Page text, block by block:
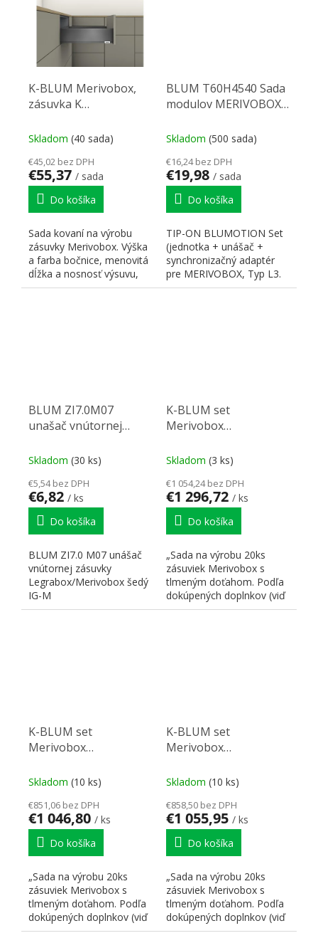
K-BLUM Merivobox,
zásuvka K
tmavosivá OG, skrutka
Skladom (40 sada)
€45,02 bez DPH
€55,37 / sada
Do košíka
Sada kovaní na výrobu
zásuvky Merivobox. Výška
a farba bočnice, menovitá
dĺžka a nosnosť výsuvu,
typ čelného kovania...
BLUM T60H4540 Sada
modulov MERIVOBOX
15-40kg
Skladom (500 sada)
€16,24 bez DPH
€19,98 / sada
Do košíka
TIP-ON BLUMOTION Set
(jednotka + unášač +
synchronizačný adaptér
pre MERIVOBOX, Typ L3.
Určené pre 40kg výsuvy
BLUM ZI7.0M07
unašač vnútornej
šedá IG-M
Skladom (30 ks)
€5,54 bez DPH
€6,82 / ks
Do košíka
BLUM ZI7.0 M07 unášač
vnútornej zásuvky
Legrabox/Merivobox šedý
IG-M
K-BLUM set
Merivobox
šedá IG-M Inserta
Skladom (3 ks)
€1 054,24 bez DPH
€1 296,72 / ks
Do košíka
„Sada na výrobu 20ks
zásuviek Merivobox s
tlmeným doťahom. Podľa
dokúpených doplnkov (viď
nižšie) je možné
K-BLUM set
Merivobox
šedá IG-M vrut
Skladom (10 ks)
€851,06 bez DPH
€1 046,80 / ks
Do košíka
„Sada na výrobu 20ks
zásuviek Merivobox s
tlmeným doťahom. Podľa
dokúpených doplnkov (viď
nižšie) je možné
K-BLUM set
Merivobox
M Inserta
Skladom (10 ks)
€858,50 bez DPH
€1 055,95 / ks
Do košíka
„Sada na výrobu 20ks
zásuviek Merivobox s
tlmeným doťahom. Podľa
dokúpených doplnkov (viď
nižšie) je možné